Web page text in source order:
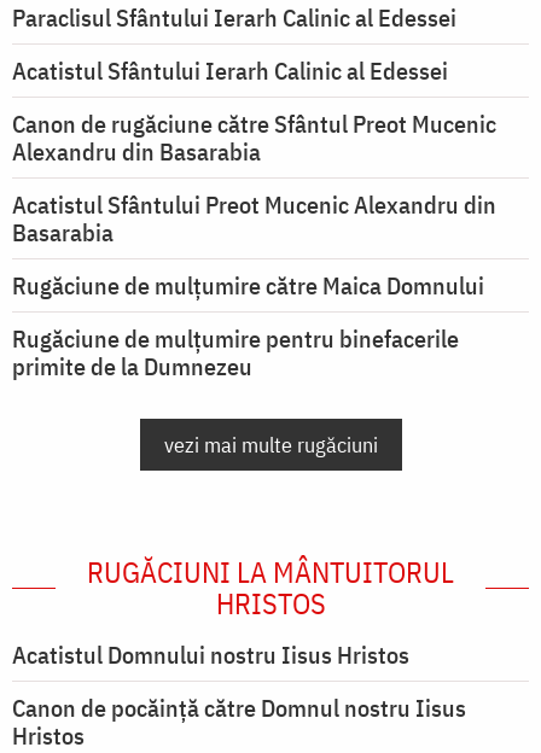
Paraclisul Sfântului Ierarh Calinic al Edessei
Acatistul Sfântului Ierarh Calinic al Edessei
Canon de rugăciune către Sfântul Preot Mucenic
Alexandru din Basarabia
Acatistul Sfântului Preot Mucenic Alexandru din
Basarabia
Rugăciune de mulţumire către Maica Domnului
Rugăciune de mulțumire pentru binefacerile
primite de la Dumnezeu
vezi mai multe rugăciuni
RUGĂCIUNI LA MÂNTUITORUL
HRISTOS
Acatistul Domnului nostru Iisus Hristos
Canon de pocăință către Domnul nostru Iisus
Hristos